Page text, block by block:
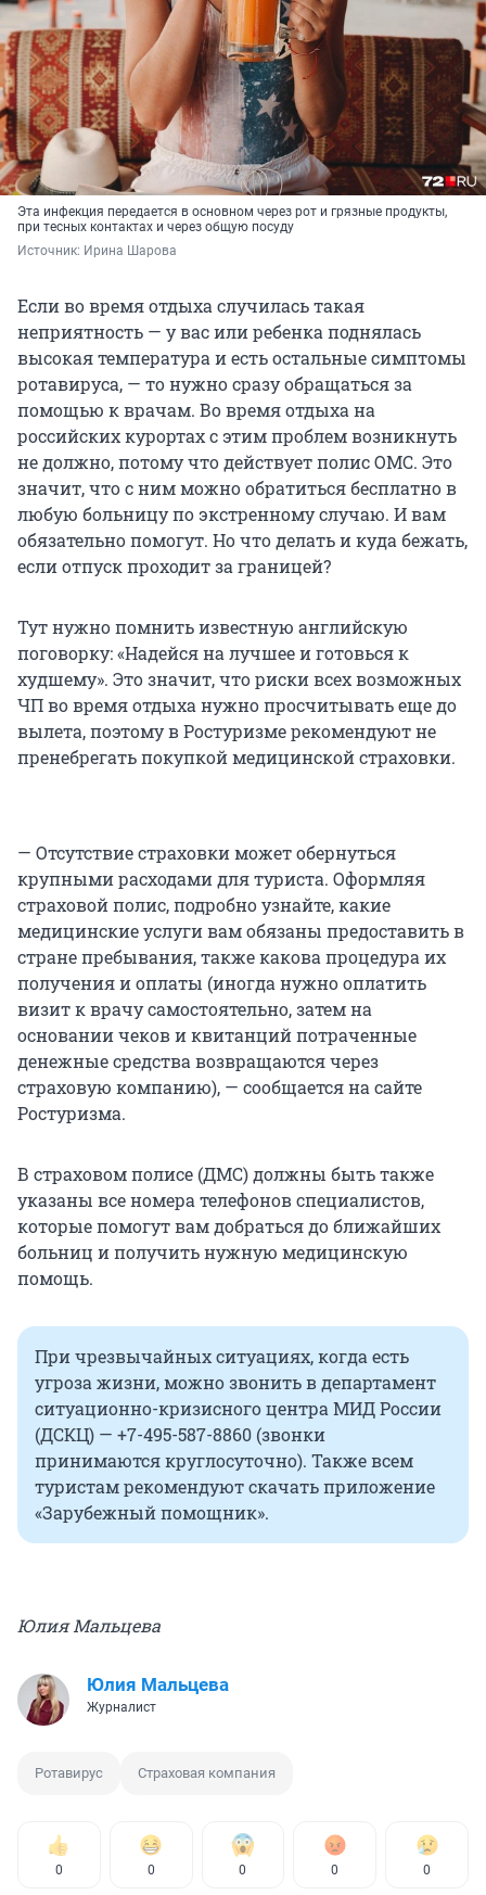
Эта инфекция передается в основном через рот и грязные продукты,
при тесных контактах и через общую посуду
Источник: Ирина Шарова
Если во время отдыха случилась такая
неприятность — у вас или ребенка поднялась
высокая температура и есть остальные симптомы
ротавируса, — то нужно сразу обращаться за
помощью к врачам. Во время отдыха на
российских курортах с этим проблем возникнуть
не должно, потому что действует полис ОМС. Это
значит, что с ним можно обратиться бесплатно в
любую больницу по экстренному случаю. И вам
обязательно помогут. Но что делать и куда бежать,
если отпуск проходит за границей?
Тут нужно помнить известную английскую
поговорку: «Надейся на лучшее и готовься к
худшему». Это значит, что риски всех возможных
ЧП во время отдыха нужно просчитывать еще до
вылета, поэтому в Ростуризме рекомендуют не
пренебрегать покупкой медицинской страховки.
— Отсутствие страховки может обернуться
крупными расходами для туриста. Оформляя
страховой полис, подробно узнайте, какие
медицинские услуги вам обязаны предоставить в
стране пребывания, также какова процедура их
получения и оплаты (иногда нужно оплатить
визит к врачу самостоятельно, затем на
основании чеков и квитанций потраченные
денежные средства возвращаются через
страховую компанию), — сообщается на сайте
Ростуризма.
В страховом полисе (ДМС) должны быть также
указаны все номера телефонов специалистов,
которые помогут вам добраться до ближайших
больниц и получить нужную медицинскую
помощь.
При чрезвычайных ситуациях, когда есть
угроза жизни, можно звонить в департамент
ситуационно-кризисного центра МИД России
(ДСКЦ) — +7-495-587-8860 (звонки
принимаются круглосуточно). Также всем
туристам рекомендуют скачать приложение
«Зарубежный помощник».
Юлия Мальцева
Юлия Мальцева
Журналист
Ротавирус Страховая компания
0 0 0 0 0